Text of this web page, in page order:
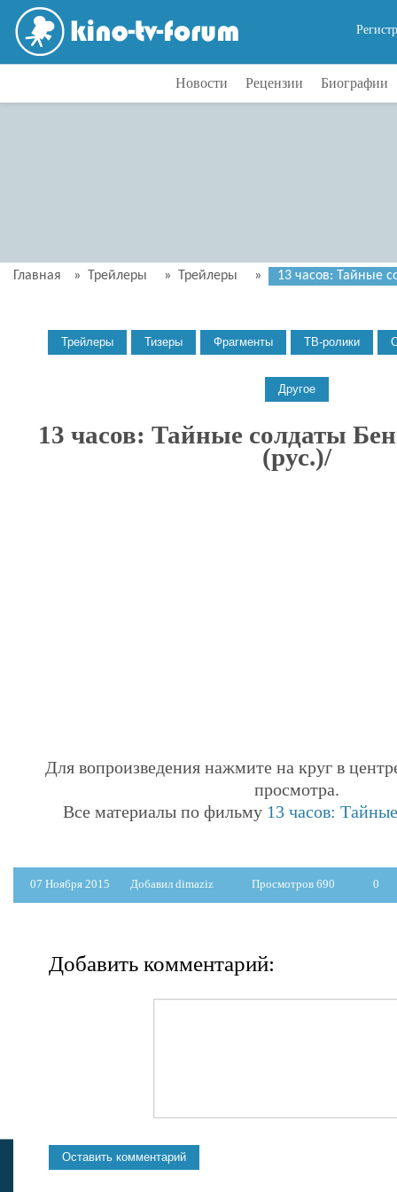
Новости Рецензии Биографии
Главная » Трейлеры » Трейлеры » 13 часов: Тайные
13 часов: Тайные солдаты
(рус.)/
Для вопроизведения нажмите на круг в
просмотра.
Все материалы по фильму 13 часов:
07 Ноября 2015 Добавил dimaziz Просмотров 690 0
Добавить комментарий: